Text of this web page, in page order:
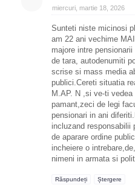
miercuri, martie 18, 2026
Sunteti niste micinosi
am 22 ani vechime
majore intre
de tara, autodenumiti
scrise si mass media
publici.Cereti situatia
M.AP. N ,si ve-ti
pamant,zeci de legi
pensionari in ani
incluzand responsabilii
de aparare ordine
incheiere o
nimeni in armata si
Răspundeți Ștergere